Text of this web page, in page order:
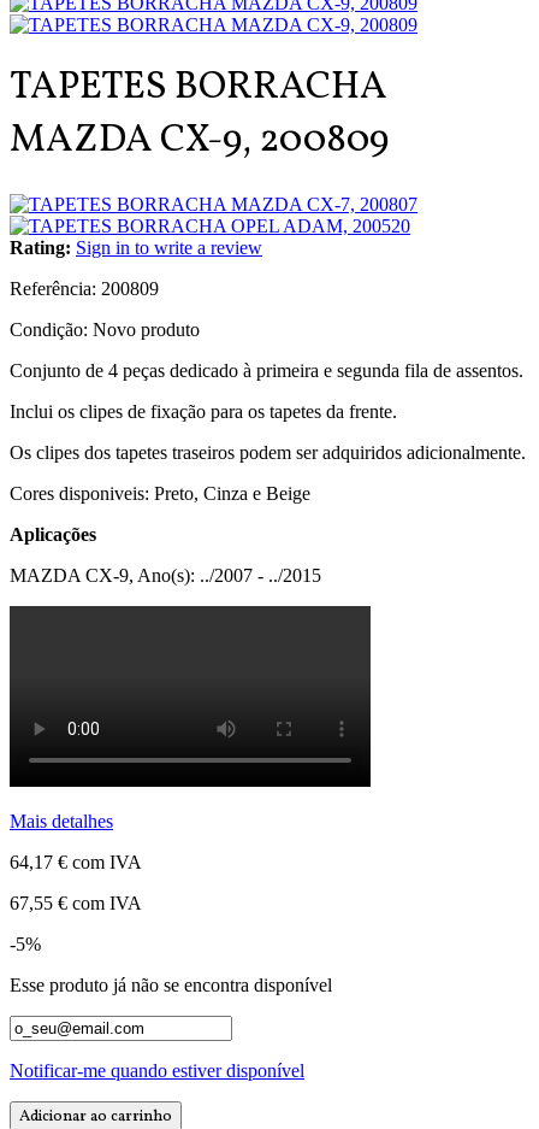
TAPETES BORRACHA
MAZDA CX-9, 200809
Rating: Sign in to write a review
Referência: 200809
Condição: Novo produto
Conjunto de 4 peças dedicado à primeira e segunda fila de assentos.
Inclui os clipes de fixação para os tapetes da frente.
Os clipes dos tapetes traseiros podem ser adquiridos adicionalmente.
Cores disponiveis: Preto, Cinza e Beige
Aplicações
MAZDA CX-9, Ano(s): ../2007 - ../2015
Mais detalhes
64,17 € com IVA
67,55 € com IVA
-5%
Esse produto já não se encontra disponível
Notificar-me quando estiver disponível
Adicionar ao carrinho